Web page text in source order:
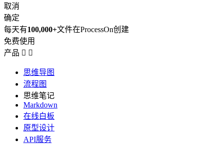
取消
确定
每天有100,000+文件在ProcessOn创建
免费使用
产品  
思维导图
流程图
思维笔记
Markdown
在线白板
原型设计
API服务